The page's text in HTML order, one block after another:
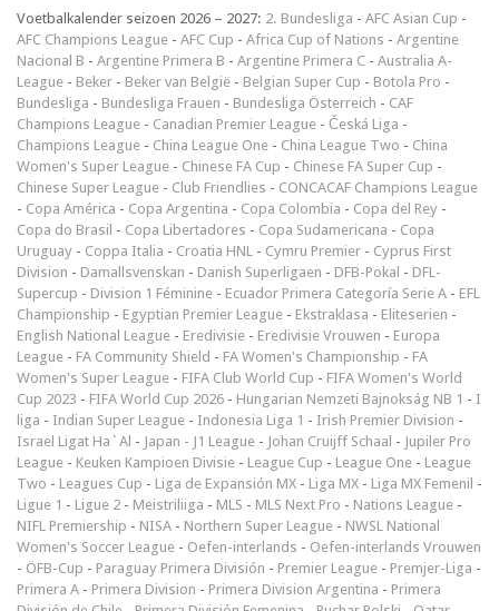
Voetbalkalender seizoen 2026 – 2027: 2. Bundesliga - AFC Asian Cup -
AFC Champions League - AFC Cup - Africa Cup of Nations - Argentine
Nacional B - Argentine Primera B - Argentine Primera C - Australia A-
League - Beker - Beker van België - Belgian Super Cup - Botola Pro -
Bundesliga - Bundesliga Frauen - Bundesliga Österreich - CAF
Champions League - Canadian Premier League - Česká Liga -
Champions League - China League One - China League Two - China
Women's Super League - Chinese FA Cup - Chinese FA Super Cup -
Chinese Super League - Club Friendlies - CONCACAF Champions League
- Copa América - Copa Argentina - Copa Colombia - Copa del Rey -
Copa do Brasil - Copa Libertadores - Copa Sudamericana - Copa
Uruguay - Coppa Italia - Croatia HNL - Cymru Premier - Cyprus First
Division - Damallsvenskan - Danish Superligaen - DFB-Pokal - DFL-
Supercup - Division 1 Féminine - Ecuador Primera Categoría Serie A - EFL
Championship - Egyptian Premier League - Ekstraklasa - Eliteserien -
English National League - Eredivisie - Eredivisie Vrouwen - Europa
League - FA Community Shield - FA Women's Championship - FA
Women's Super League - FIFA Club World Cup - FIFA Women's World
Cup 2023 - FIFA World Cup 2026 - Hungarian Nemzeti Bajnokság NB 1 - I
liga - Indian Super League - Indonesia Liga 1 - Irish Premier Division -
Israel Ligat Ha`Al - Japan - J1 League - Johan Cruijff Schaal - Jupiler Pro
League - Keuken Kampioen Divisie - League Cup - League One - League
Two - Leagues Cup - Liga de Expansión MX - Liga MX - Liga MX Femenil -
Ligue 1 - Ligue 2 - Meistriliiga - MLS - MLS Next Pro - Nations League -
NIFL Premiership - NISA - Northern Super League - NWSL National
Women's Soccer League - Oefen-interlands - Oefen-interlands Vrouwen
- ÖFB-Cup - Paraguay Primera División - Premier League - Premjer-Liga -
Primera A - Primera Division - Primera Division Argentina - Primera